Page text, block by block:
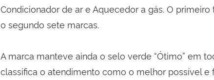
Condicionador de ar e Aquecedor a gás. O
o segundo sete marcas.
A marca manteve ainda o selo verde “Ótimo” em
classifica o atendimento como o melhor possível e